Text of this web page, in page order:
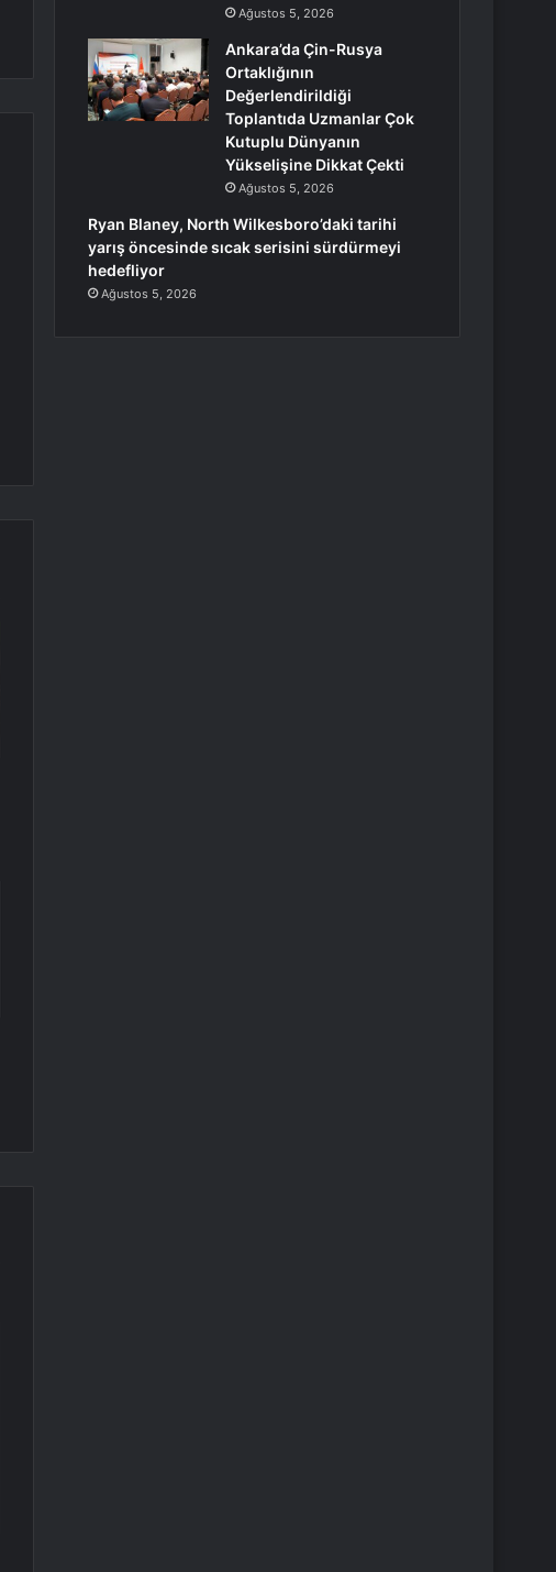
Ağustos 5, 2026
Ankara’da Çin-Rusya
Ortaklığının
Değerlendirildiği
Toplantıda Uzmanlar Çok
Kutuplu Dünyanın
Yükselişine Dikkat Çekti
Ağustos 5, 2026
Ryan Blaney, North Wilkesboro’daki tarihi
yarış öncesinde sıcak serisini sürdürmeyi
hedefliyor
Ağustos 5, 2026